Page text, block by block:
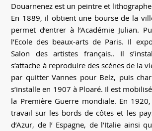
Douarnenez est un peintre et
En 1889, il obtient une bourse de la
permet d’entrer à l’Académie Julian.
l’Ecole des beaux-arts de Paris. Il
Salon des artistes français.. Il
s’attache à reproduire des scènes de la
par quitter Vannes pour Belz, puis
s’installe en 1907 à Ploaré. Il est
la Première Guerre mondiale. En
travail sur les bords de côtes et les
d’Azur, de l’ Espagne, de l’Italie ainsi